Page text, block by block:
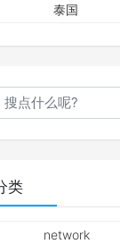
泰国
类
network